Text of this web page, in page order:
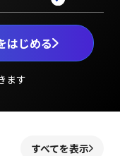
はじめる
ます
すべてを表示